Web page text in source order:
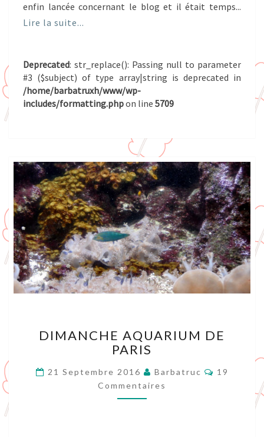
enfin lancée concernant le blog et il était temps...
Lire la suite...
Deprecated: str_replace(): Passing null to parameter
#3 ($subject) of type array|string is deprecated in
/home/barbatruxh/www/wp-
includes/formatting.phpon line 5709
AQUARIUM
DE
DIMANCHE AQUARIUM DE
PARIS
21 Septembre 2016 Barbatruc
19
Commentaires